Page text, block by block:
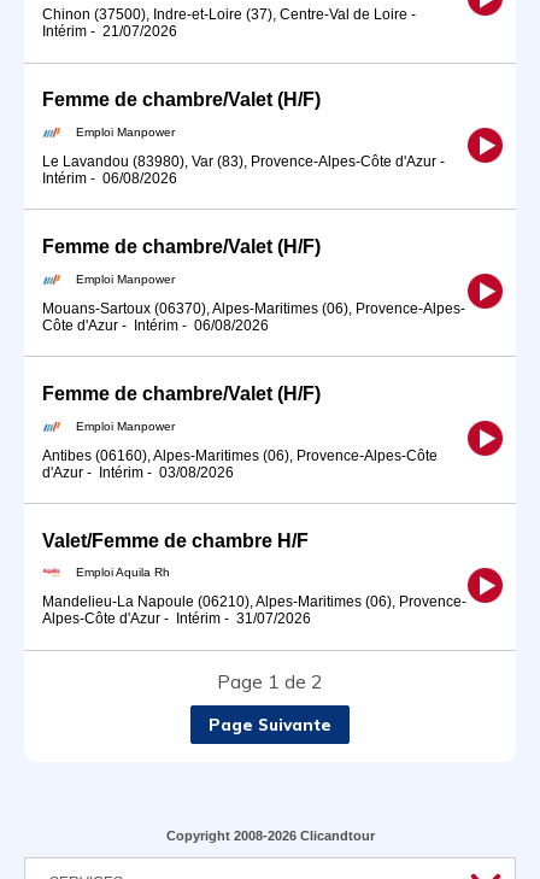
Chinon (37500), Indre-et-Loire (37), Centre-Val de Loire -
Intérim - 21/07/2026
Femme de chambre/Valet (H/F)
Emploi Manpower
Le Lavandou (83980), Var (83), Provence-Alpes-Côte d'Azur -
Intérim - 06/08/2026
Femme de chambre/Valet (H/F)
Emploi Manpower
Mouans-Sartoux (06370), Alpes-Maritimes (06), Provence-Alpes-
Côte d'Azur - Intérim - 06/08/2026
Femme de chambre/Valet (H/F)
Emploi Manpower
Antibes (06160), Alpes-Maritimes (06), Provence-Alpes-Côte
d'Azur - Intérim - 03/08/2026
Valet/Femme de chambre H/F
Emploi Aquila Rh
Mandelieu-La Napoule (06210), Alpes-Maritimes (06), Provence-
Alpes-Côte d'Azur - Intérim - 31/07/2026
Page 1 de 2
Page Suivante
Copyright 2008-2026 Clicandtour